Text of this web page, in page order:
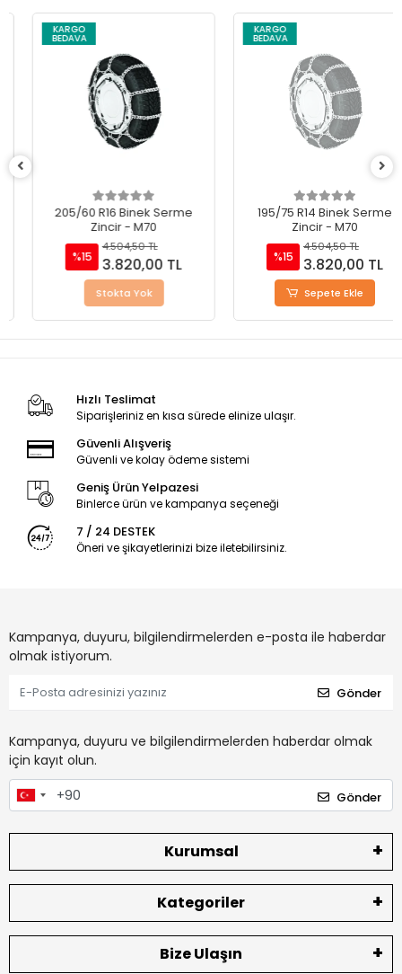
KARGO
BEDAVA
205/60 R16 Binek Serme
Zincir - M70
4.504,50 TL
3.820,00 TL
Stokta Yok
KARGO
BEDAVA
195/75 R14 Binek Serme
Zincir - M70
4.504,50 TL
3.820,00 TL
Sepete Ekle
Hızlı Teslimat
Siparişleriniz en kısa sürede elinize ulaşır.
Güvenli Alışveriş
Güvenli ve kolay ödeme sistemi
Geniş Ürün Yelpazesi
Binlerce ürün ve kampanya seçeneği
7 / 24 DESTEK
Öneri ve şikayetlerinizi bize iletebilirsiniz.
Kampanya, duyuru, bilgilendirmelerden e-posta ile haberdar
olmak istiyorum.
Gönder
Kampanya, duyuru ve bilgilendirmelerden haberdar olmak
için kayıt olun.
Gönder
Kurumsal
Kategoriler
Bize Ulaşın